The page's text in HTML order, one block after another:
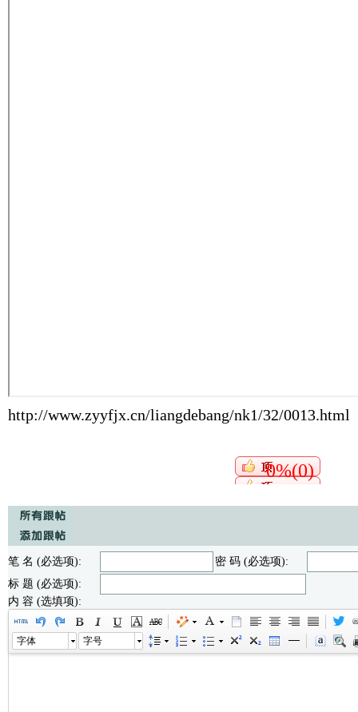
http://www.zyyfjx.cn/liangdebang/nk1/32/0013.html
0%(0)
笔 名 (必选项):
密 码 (必选项):
标 题 (必选项):
内 容 (选填项):
字体 字号